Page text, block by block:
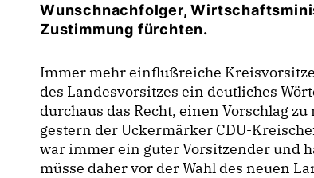
Wunschnachfolger,
Zustimmung fürchten.
Immer mehr einflußreiche
des Landesvorsitzes ein deutliches
durchaus das Recht, einen Vorschlag
gestern der Uckermärker CDU-
war immer ein guter Vorsitzender und
müsse daher vor der Wahl des neuen